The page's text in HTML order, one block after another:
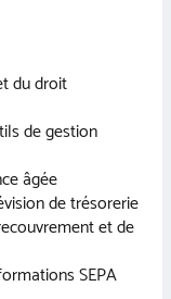
du droit
de gestion
âgée
de trésorerie
et de
SEPA